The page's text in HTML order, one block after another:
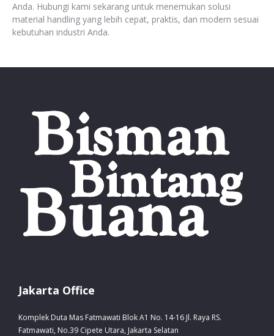
Anda. Hubungi kami sekarang untuk menemukan solusi
material handling yang lebih cepat, praktis, dan modern sesuai
kebutuhan industri Anda.
Jakarta Office
Komplek Duta Mas Fatmawati Blok A1 No. 14-16 Jl. Raya RS.
Fatmawati, No.39 Cipete Utara, Jakarta Selatan